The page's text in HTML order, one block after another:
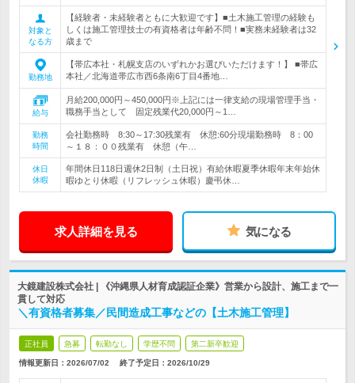
対象と
なる方
【経験者・未経験者ともに大歓迎です】■土木施工管理の経験も
しくは施工管理技士の有資格者は年齢不問！■実務未経験者は32
歳まで
勤務地
【帯広本社・札幌支店のいずれかお選びいただけます！】 ■帯広
本社／北海道帯広市西6条南6丁目4番地…
給与
月給200,000円～450,000円※上記には一律支給の現場管理手当・
職務手当として 固定残業代20,000円～1…
勤務
時間
会社勤務時 8:30～17:30残業有 休憩:60分現場勤務時 8：00
～１８：００残業有 休憩（午…
休日
休暇
年間休日118日週休2日制（土日祝）有給休暇夏季休暇年末年始休
暇ゆとり休暇（リフレッシュ休暇）慶弔休…
求人詳細を見る 気になる
大鏡建設株式会社 | 《沖縄県人材育成認証企業》営業から設計、施工まで一
貫して対応
＼有資格者募集／民間造成工事などの【土木施工管理】
正社員 急募 転勤なし 学歴不問 第二新卒歓迎
情報更新日：2026/07/02 終了予定日： 2026/10/29